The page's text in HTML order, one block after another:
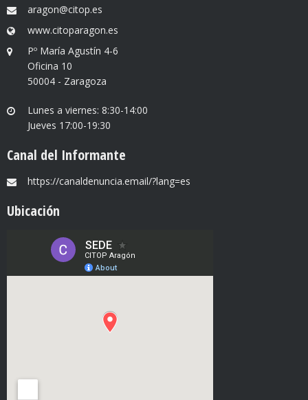
aragon@citop.es
www.citoparagon.es
Pº María Agustín 4-6
Oficina 10
50004 - Zaragoza
Lunes a viernes: 8:30-14:00
Jueves 17:00-19:30
Canal del Informante
https://canaldenuncia.email/?lang=es
Ubicación